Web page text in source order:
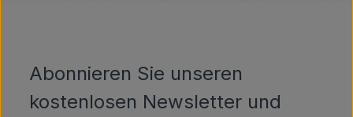
Abonnieren Sie unseren
kostenlosen Newsletter und